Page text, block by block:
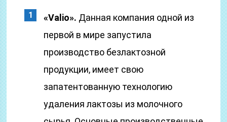
«Valio». Данная компания одной из
первой в мире запустила
производство безлактозной
продукции, имеет свою
запатентованную технологию
удаления лактозы из молочного